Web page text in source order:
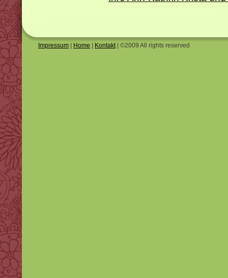
Impressum Home Kontakt| ©2009 All rights reserved